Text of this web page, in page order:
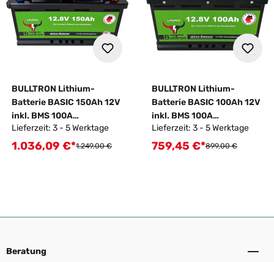
BULLTRON Lithium-
Batterie BASIC 150Ah 12V
inkl. BMS 100A
Dauerstrom
Lieferzeit: 3 - 5 Werktage
Verkaufspreis:
1.036,09 €*Regulärer Preis:
1.249,00 €
BULLTRON Lithium-
Batterie BASIC 100Ah 12V
inkl. BMS 100A
Dauerstrom
Lieferzeit: 3 - 5 Werktage
Verkaufspreis:
759,45 €*Regulärer Preis:
899,00 €
Beratung